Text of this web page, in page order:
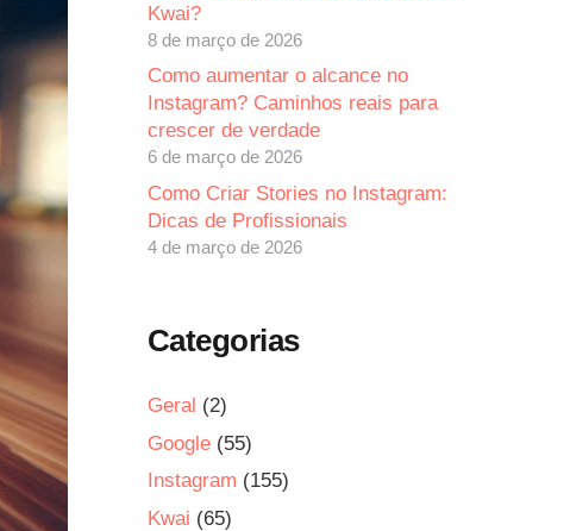
Kwai?
8 de março de 2026
Como aumentar o alcance no
Instagram? Caminhos reais para
crescer de verdade
6 de março de 2026
Como Criar Stories no Instagram:
Dicas de Profissionais
4 de março de 2026
Categorias
Geral (2)
Google(55)
Instagram (155)
Kwai (65)